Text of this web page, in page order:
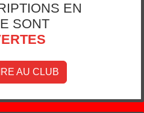
EN
SONT
AU CLUB